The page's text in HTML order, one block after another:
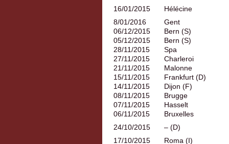
16/01/2015
Hélécine
8/01/2016
Gent
06/12/2015
Bern (S)
05/12/2015
Bern (S)
28/11/2015
Spa
27/11/2015
Charleroi
21/11/2015
Malonne
15/11/2015
Frankfurt (D)
14/11/2015
Dijon (F)
08/11/2015
Brugge
07/11/2015
Hasselt
06/11/2015
Bruxelles
24/10/2015
– (D)
17/10/2015
Roma (I)